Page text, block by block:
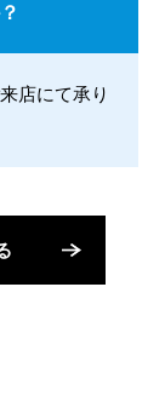
店にて承り